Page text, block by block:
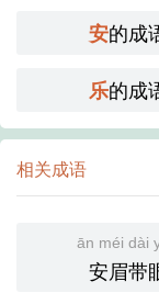
安的成
乐的成
相关成语
ān méi dài
安眉带